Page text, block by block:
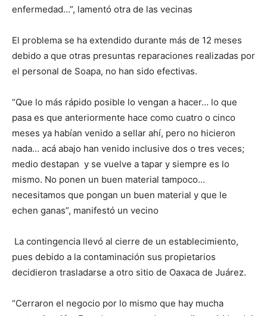
enfermedad…”, lamentó otra de las vecinas
El problema se ha extendido durante más de 12 meses
debido a que otras presuntas reparaciones realizadas por
el personal de Soapa, no han sido efectivas.
“Que lo más rápido posible lo vengan a hacer… lo que
pasa es que anteriormente hace como cuatro o cinco
meses ya habían venido a sellar ahí, pero no hicieron
nada… acá abajo han venido inclusive dos o tres veces;
medio destapan y se vuelve a tapar y siempre es lo
mismo. No ponen un buen material tampoco…
necesitamos que pongan un buen material y que le
echen ganas”, manifestó un vecino
La contingencia llevó al cierre de un establecimiento,
pues debido a la contaminación sus propietarios
decidieron trasladarse a otro sitio de Oaxaca de Juárez.
“Cerraron el negocio por lo mismo que hay mucha